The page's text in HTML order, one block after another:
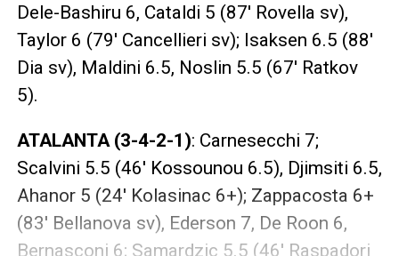
Dele-Bashiru 6, Cataldi 5 (87′ Rovella sv),
Taylor 6 (79′ Cancellieri sv); Isaksen 6.5 (88′
Dia sv), Maldini 6.5, Noslin 5.5 (67′ Ratkov
5).
ATALANTA (3-4-2-1): Carnesecchi 7;
Scalvini 5.5 (46′ Kossounou 6.5), Djimsiti 6.5,
Ahanor 5 (24′ Kolasinac 6+); Zappacosta 6+
(83′ Bellanova sv), Ederson 7, De Roon 6,
Bernasconi 6; Samardzic 5.5 (46′ Raspadori